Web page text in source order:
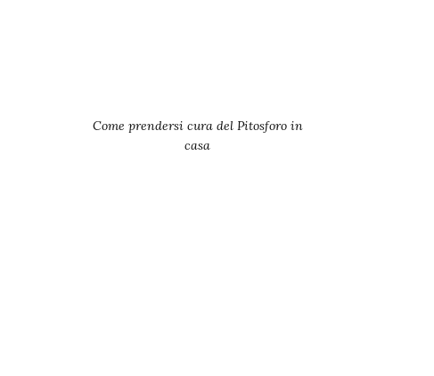
Come prendersi cura del Pitosforo in
casa